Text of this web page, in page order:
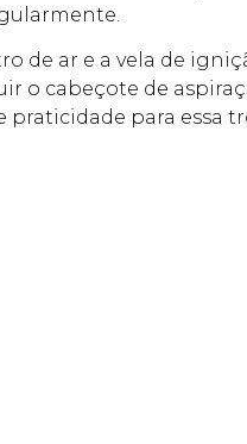
de ar e a vela de
o cabeçote de
para essa